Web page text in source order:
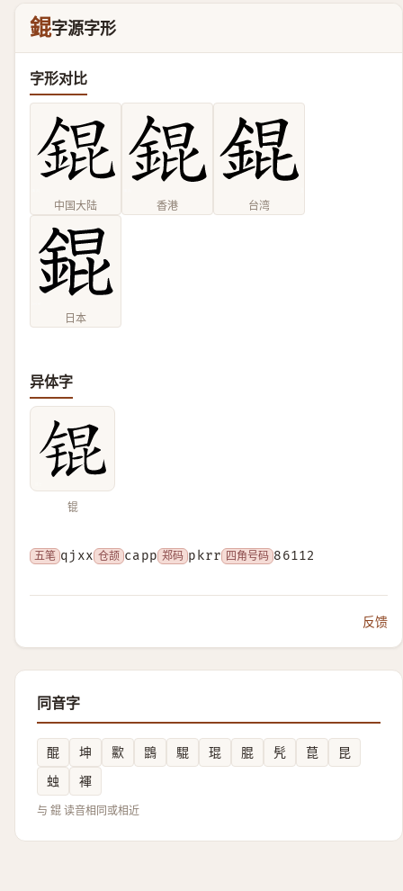
錕字源字形
字形对比
中国大陆 香港 台湾
日本
异体字
锟
五笔 qjxx 仓颉 capp 郑码 pkrr 四角号码 86112
反馈
同音字
醌 坤 㱎 鵾 騉 琨 䐊 髠 菎
昆
䖵
褌
与 錕 读音相同或相近